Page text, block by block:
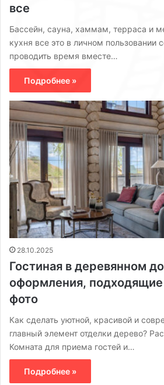
все
Бассейн, сауна, хаммам, терраса и
кухня все это в личном пользовании
проводить время вместе…
Подробнее »
28.10.2025
Гостиная в деревянном
оформления, подходящие
фото
Как сделать уютной, красивой и
главный элемент отделки дерево?
Комната для приема гостей и…
Подробнее »